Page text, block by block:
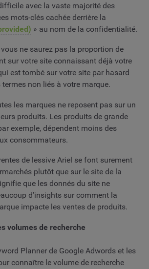
avec la vaste majorité des
mots-clés cachée derrière la
» au nom de la confidentialité.
ne saurez pas la proportion de
sur votre site connaissant déjà votre
est tombé sur votre site par hasard
non liés à votre marque.
les marques ne reposent pas sur un
produits. Les produits de grande
exemple, dépendent moins des
consommateurs.
de lessive Ariel se font surement
plutôt que sur le site de la
que les donnés du site ne
d’insights sur comment la
impacte les ventes de produits.
volumes de recherche
Planner de Google Adwords et les
connaître le volume de recherche